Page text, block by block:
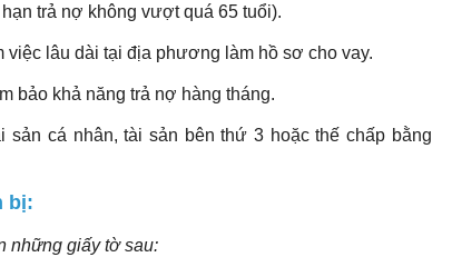
trả nợ không vượt quá 65 tuổi).
lâu dài tại địa phương làm hồ sơ cho vay.
bảo khả năng trả nợ hàng tháng.
cá nhân, tài sản bên thứ 3 hoặc thế chấp bằng
bị:
những giấy tờ sau: